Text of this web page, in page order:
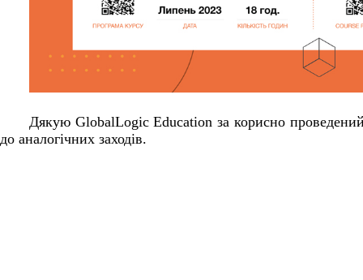
Дякую GlobalLogic Education за корисно проведений
до аналогічних заходів.